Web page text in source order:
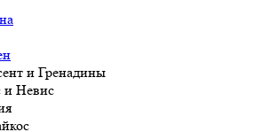
и Гренадины
и Невис